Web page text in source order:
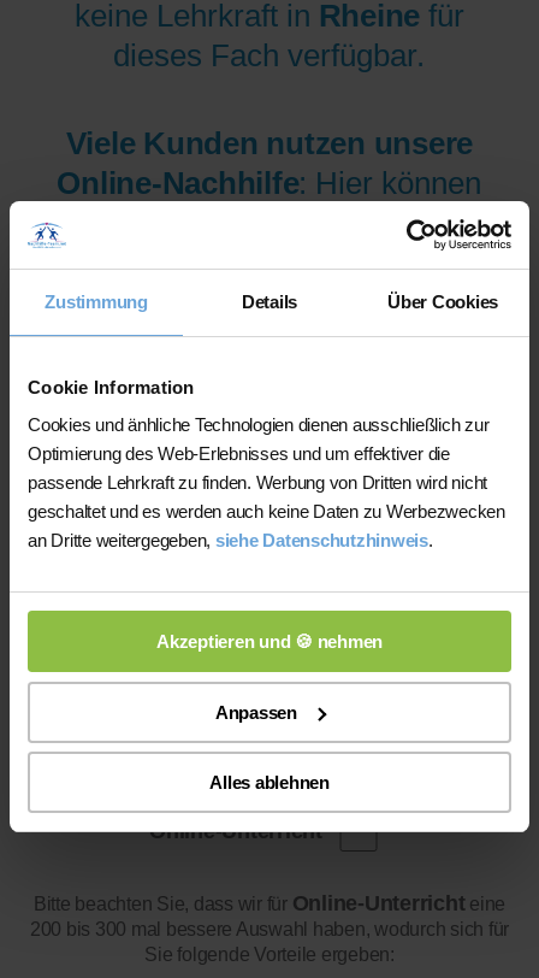
Zustimmung Details Über Cookies
Cookie Information
Cookies und änhliche Technologien dienen ausschließlich zur
Optimierung des Web-Erlebnisses und um effektiver die
passende Lehrkraft zu finden. Werbung von Dritten wird nicht
geschaltet und es werden auch keine Daten zu Werbezwecken
an Dritte weitergegeben, siehe Datenschutzhinweis.
Akzeptieren und 🍪 nehmen
Anpassen
Alles ablehnen
keine Lehrkraft in Rheine für
dieses Fach verfügbar.
Viele Kunden nutzen unsere
Online-Nachhilfe: Hier können
wir Ihnen aus mehr als 300
Lehrer/innen pro Fach und
Niveau die am besten
qualifizierten Lehrer/innen sofort
zur Verfügung stellen.
Jetzt verfügbare Lehrer/innen
für Online-Nachhilfe anzeigen
lassen.
Online-Unterricht
Bitte beachten Sie, dass wir für Online-Unterrichteine
200 bis 300 mal bessere Auswahl haben, wodurch sich für
Sie folgende Vorteile ergeben: